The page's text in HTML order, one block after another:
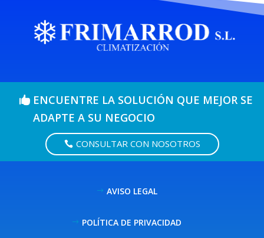
ENCUENTRE LA SOLUCIÓN QUE MEJOR SE
ADAPTE A SU NEGOCIO
CONSULTAR CON NOSOTROS
AVISO LEGAL
POLÍTICA DE PRIVACIDAD